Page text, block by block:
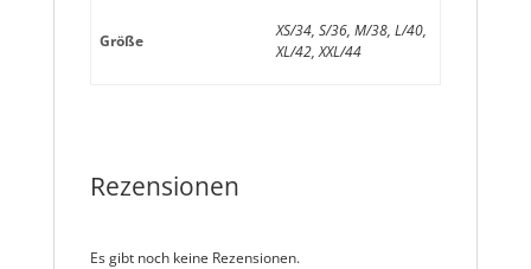
Größe
XS/34, S/36, M/38, L/40,
XL/42, XXL/44
Rezensionen
Es gibt noch keine Rezensionen.